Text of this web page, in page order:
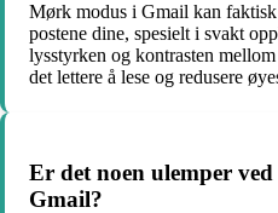
Mørk modus i Gmail kan
postene dine, spesielt i svakt
lysstyrken og kontrasten
det lettere å lese og redusere
Er det noen ulemper
Gmail?